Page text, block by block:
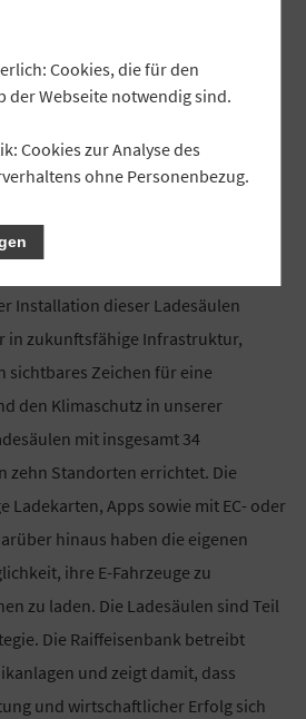
Land setzt mit ihrer ESG-
Social, Governance) ein starkes
Verantwortung und
Gemeinsam mit den
(ESB), ÜZW Energie,
Essenbach (EVE) und weiteren
Ladesäulen im Landkreis
Bürgermeister des Markt
Installation dieser Ladesäulen
in zukunftsfähige Infrastruktur,
sichtbares Zeichen für eine
den Klimaschutz in unserer
mit insgesamt 34
zehn Standorten errichtet. Die
Ladekarten, Apps sowie mit EC- oder
hinaus haben die eigenen
ihre E-Fahrzeuge zu
zu laden. Die Ladesäulen sind Teil
Die Raiffeisenbank betreibt
und zeigt damit, dass
und wirtschaftlicher Erfolg sich
Cookies, die für den
der Webseite notwendig sind.
Cookies zur Analyse des
ohne Personenbezug.